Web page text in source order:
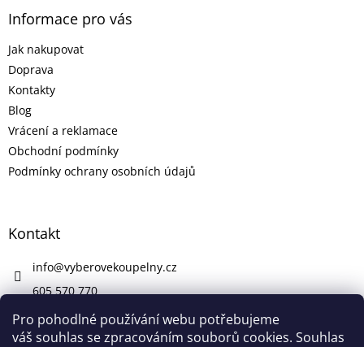
Pro pohodlné používání webu potřebujeme
váš souhlas se zpracováním souborů cookies. Souhlas
Informace pro vás
Jak nakupovat
Doprava
Kontakty
Blog
Vrácení a reklamace
Obchodní podmínky
Podmínky ochrany osobních údajů
Kontakt
info@vyberovekoupelny.cz
605 570 770
https://www.facebook.com/vyberovekoupelny/